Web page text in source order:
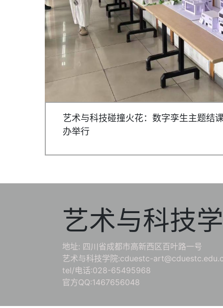
艺术与科技碰撞火花：数字孪生主题结
办举行
艺术与科技
地址: 四川省成都市高新西区百叶路一号
艺术与科技学院:cduestc-
tel/电话:028-65495968
官方QQ:1467656048